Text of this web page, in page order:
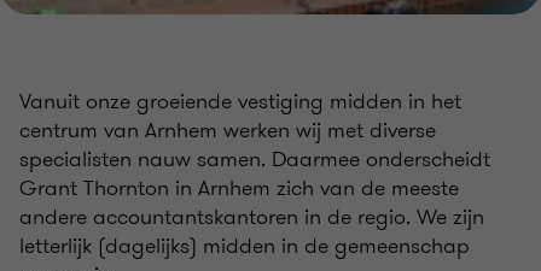
Vanuit onze groeiende vestiging midden in het
centrum van Arnhem werken wij met diverse
specialisten nauw samen. Daarmee onderscheidt
Grant Thornton in Arnhem zich van de meeste
andere accountantskantoren in de regio. We zijn
letterlijk (dagelijks) midden in de gemeenschap